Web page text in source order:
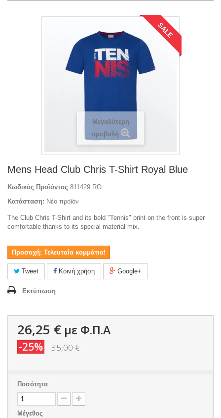
SALE
Μεγαλύτερη
προβολή
Mens Head Club Chris T-Shirt Royal Blue
Κωδικός Προϊόντος 811429 RO
Κατάσταση: Νέο προϊόν
The Club Chris T-Shirt and its bold "Tennis" print on the front is super
comfortable thanks to its special material mix.
Προσοχή: Τελευταία κομμάτια!
Tweet Κοινή χρήση Google+
Εκτύπωση
26,25 € με Φ.Π.Α
-25% 35,00 €
Ποσότητα
Μέγεθος